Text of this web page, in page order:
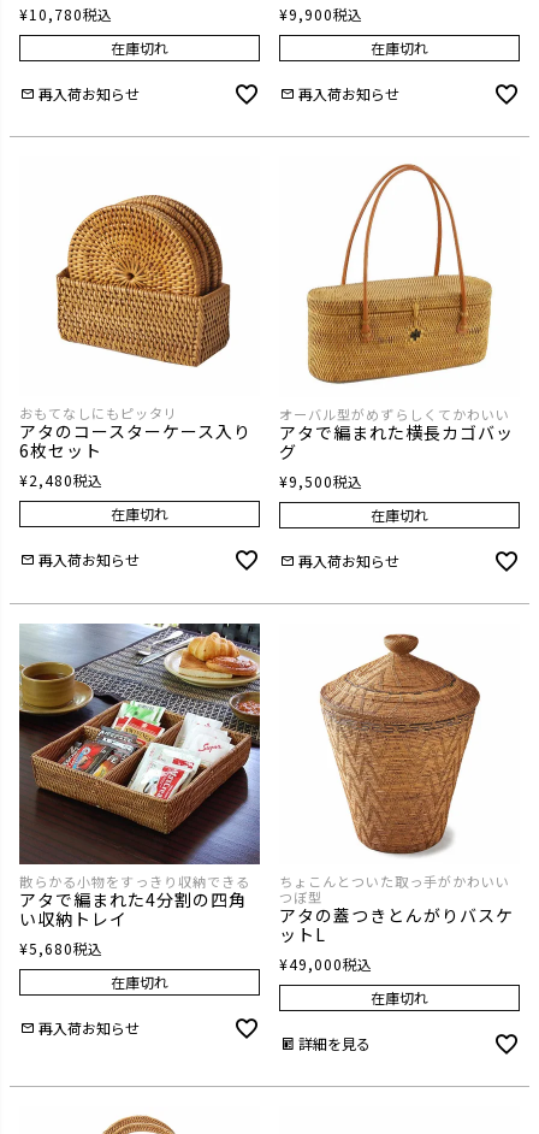
¥10,780税込
在庫切れ
再入荷お知らせ
¥9,900税込
在庫切れ
再入荷お知らせ
おもてなしにもピッタリ
アタのコースターケース入り
6枚セット
¥2,480税込
在庫切れ
再入荷お知らせ
オーバル型がめずらしくてかわいい
アタで編まれた横長カゴバッ
グ
¥9,500税込
在庫切れ
再入荷お知らせ
散らかる小物をすっきり収納できる
アタで編まれた4分割の四角
い収納トレイ
¥5,680税込
在庫切れ
再入荷お知らせ
ちょこんとついた取っ手がかわいい
つぼ型
アタの蓋つきとんがりバスケ
ットL
¥49,000税込
在庫切れ
詳細を見る